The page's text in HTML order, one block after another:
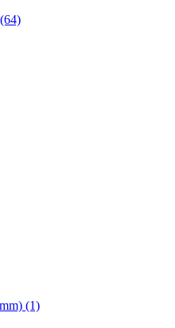
(64)
(1)